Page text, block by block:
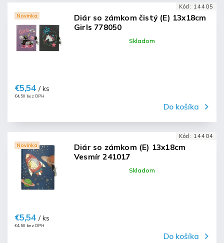
Novinka
Diár so zámkom čistý (E) 13x18cm
Girls 778050
Skladom
€4,50 bez DPH
€5,54 / ks
Do košíka
Kód: 14405
Novinka
Diár so zámkom (E) 13x18cm
Vesmír 241017
Skladom
€4,50 bez DPH
€5,54 / ks
Do košíka
Kód: 14404